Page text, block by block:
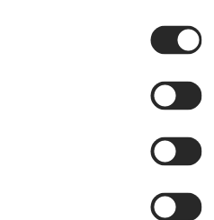
um Nutzern